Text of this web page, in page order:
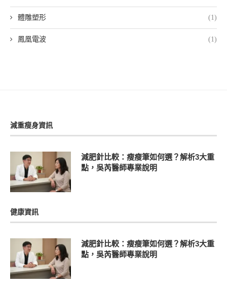
體雕塑形 (1)
鳳凰電波 (1)
減重瘦身資訊
減肥針比較：瘦瘦筆如何選？解析3大重
點，吳芮醫師專業說明
健康資訊
減肥針比較：瘦瘦筆如何選？解析3大重
點，吳芮醫師專業說明